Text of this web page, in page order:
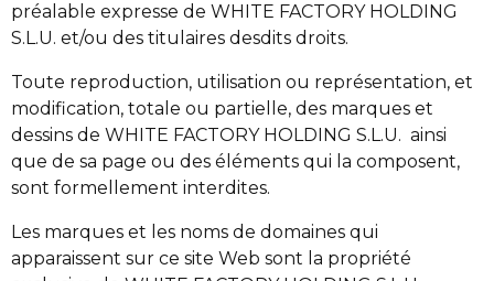
préalable expresse de WHITE FACTORY HOLDING
S.L.U. et/ou des titulaires desdits droits.
Toute reproduction, utilisation ou représentation, et
modification, totale ou partielle, des marques et
dessins de WHITE FACTORY HOLDING S.L.U. ainsi
que de sa page ou des éléments qui la composent,
sont formellement interdites.
Les marques et les noms de domaines qui
apparaissent sur ce site Web sont la propriété